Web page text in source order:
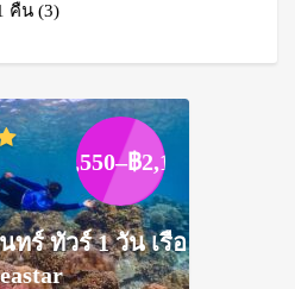
คืน (3)
฿ 1,550–฿2,100
ทร์ ทัวร์ 1 วัน เรือ